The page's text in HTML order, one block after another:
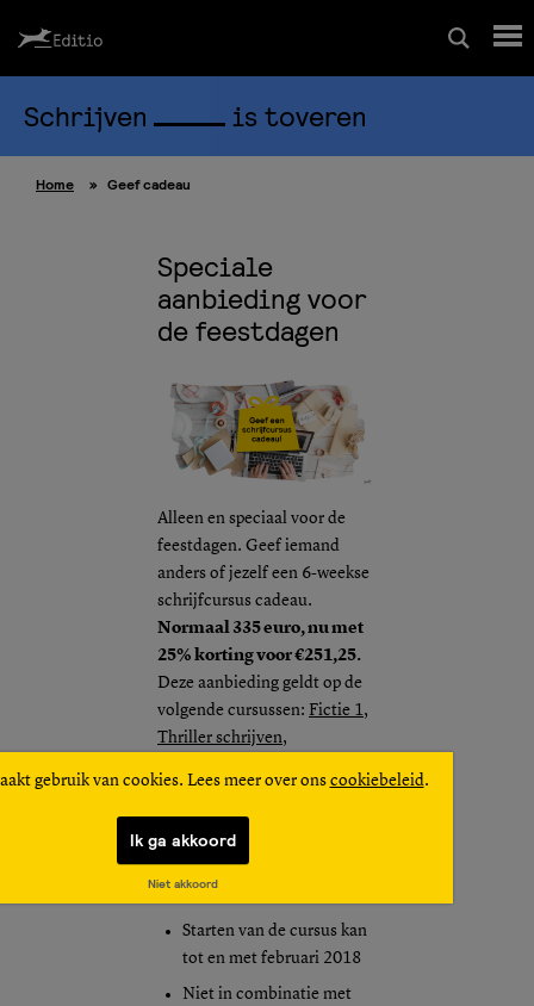
Schrijfcursussen
Leesrapport/begeleiding
Wedstrijd
Magazine
Editio Producties
gebruik van cookies. Lees meer over ons cookiebeleid.
Ik ga akkoord
Niet akkoord
Schrijven is toveren
Home » Geef cadeau
Speciale
aanbieding voor
de feestdagen
Alleen en speciaal voor de
feestdagen. Geef iemand
anders of jezelf een 6-weekse
schrijfcursus cadeau.
Normaal 335 euro, nu met
25% korting voor €251,25.
Deze aanbieding geldt op de
volgende cursussen: Fictie 1,
Thriller schrijven,
Poëzie schrijven.
De actie is geldig van 15
november tot en met
Starten van de cursus kan
tot en met februari 2018
Niet in combinatie met